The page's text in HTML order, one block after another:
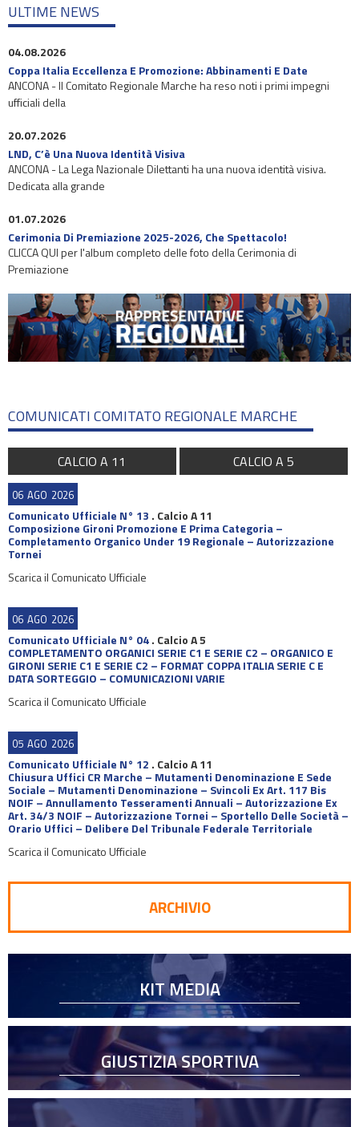
ULTIME NEWS
04.08.2026
Coppa Italia Eccellenza E Promozione: Abbinamenti E Date
ANCONA - Il Comitato Regionale Marche ha reso noti i primi impegni
ufficiali della
20.07.2026
LND, C’è Una Nuova Identità Visiva
ANCONA - La Lega Nazionale Dilettanti ha una nuova identità visiva.
Dedicata alla grande
01.07.2026
Cerimonia Di Premiazione 2025-2026, Che Spettacolo!
CLICCA QUI per l'album completo delle foto della Cerimonia di
Premiazione
COMUNICATI COMITATO REGIONALE MARCHE
CALCIO A 11 CALCIO A 5
06 AGO 2026
Comunicato Ufficiale N° 13 . Calcio A 11
Composizione Gironi Promozione E Prima Categoria –
Completamento Organico Under 19 Regionale – Autorizzazione
Tornei
Scarica il Comunicato Ufficiale
06 AGO 2026
Comunicato Ufficiale N° 04. Calcio A 5
COMPLETAMENTO ORGANICI SERIE C1 E SERIE C2 – ORGANICO E
GIRONI SERIE C1 E SERIE C2 – FORMAT COPPA ITALIA SERIE C E
DATA SORTEGGIO – COMUNICAZIONI VARIE
Scarica il Comunicato Ufficiale
05 AGO 2026
Comunicato Ufficiale N° 12 . Calcio A 11
Chiusura Uffici CR Marche – Mutamenti Denominazione E Sede
Sociale – Mutamenti Denominazione – Svincoli Ex Art. 117 Bis
NOIF – Annullamento Tesseramenti Annuali – Autorizzazione Ex
Art. 34/3 NOIF – Autorizzazione Tornei – Sportello Delle Società –
Orario Uffici – Delibere Del Tribunale Federale Territoriale
Scarica il Comunicato Ufficiale
ARCHIVIO
KIT MEDIA
GIUSTIZIA SPORTIVA